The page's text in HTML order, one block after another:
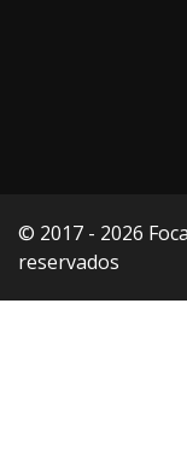
© 2017 - 2026
reservados